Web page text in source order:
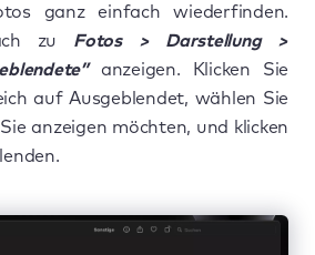
ganz einfach wiederfinden.
zu
Fotos > Darstellung >
anzeigen. Klicken Sie
auf Ausgeblendet, wählen Sie
anzeigen möchten, und klicken